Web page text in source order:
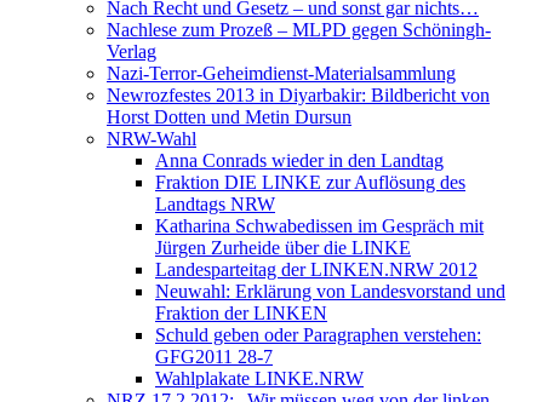
Nach Recht und Gesetz – und sonst gar nichts…
Nachlese zum Prozeß – MLPD gegen Schöningh-
Verlag
Nazi-Terror-Geheimdienst-Materialsammlung
Newrozfestes 2013 in Diyarbakir: Bildbericht von
Horst Dotten und Metin Dursun
NRW-Wahl
Anna Conrads wieder in den Landtag
Fraktion DIE LINKE zur Auflösung des
Landtags NRW
Katharina Schwabedissen im Gespräch mit
Jürgen Zurheide über die LINKE
Landesparteitag der LINKEN.NRW 2012
Neuwahl: Erklärung von Landesvorstand und
Fraktion der LINKEN
Schuld geben oder Paragraphen verstehen:
GFG2011 28-7
Wahlplakate LINKE.NRW